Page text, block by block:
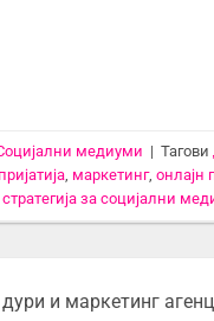
медиуми | Тагови
маркетинг,онлајн
,стратегија за социјални
и маркетинг